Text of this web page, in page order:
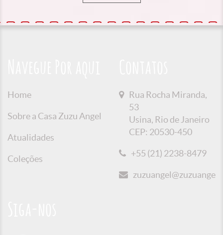
Home
Sobre a Casa Zuzu Angel
Atualidades
Coleções
Rua Rocha Miranda,
53
Usina, Rio de Janeiro
CEP: 20530-450
+55 (21) 2238-8479